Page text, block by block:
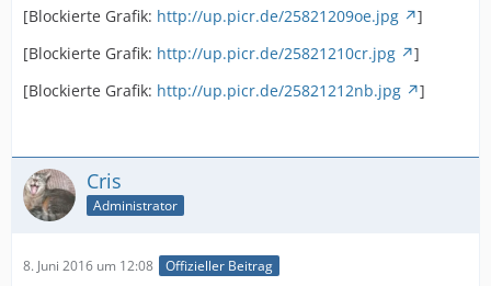
[Blockierte Grafik: http://up.picr.de/25821209oe.jpg
]
[Blockierte Grafik: http://up.picr.de/25821210cr.jpg
]
[Blockierte Grafik: http://up.picr.de/25821212nb.jpg ]
Cris
Administrator
8. Juni 2016 um 12:08 Offizieller Beitrag